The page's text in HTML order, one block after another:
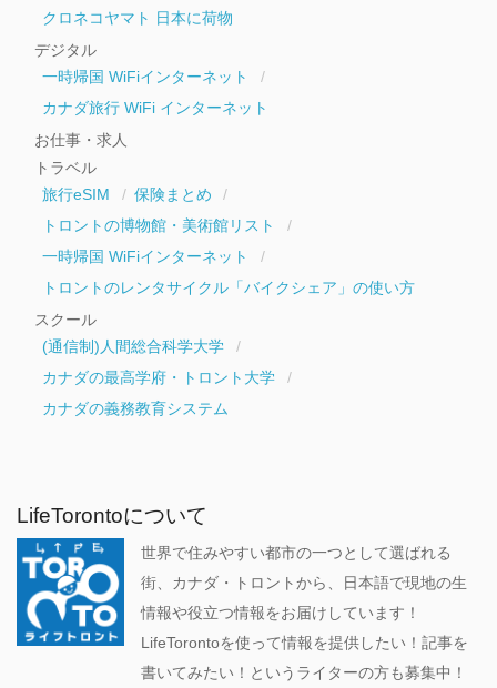
クロネコヤマト 日本に荷物
デジタル
一時帰国 WiFiインターネット
カナダ旅行 WiFi インターネット
お仕事・求人
トラベル
旅行eSIM
保険まとめ
トロントの博物館・美術館リスト
一時帰国 WiFiインターネット
トロントのレンタサイクル「バイクシェア」の使い方
スクール
(通信制)人間総合科学大学
カナダの最高学府・トロント大学
カナダの義務教育システム
LifeTorontoについて
世界で住みやすい都市の一つとして選ばれる
街、カナダ・トロントから、日本語で現地の生
情報や役立つ情報をお届けしています！
LifeTorontoを使って情報を提供したい！記事を
書いてみたい！というライターの方も募集中！